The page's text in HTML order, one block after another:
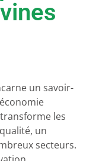
un savoir-
les
un
secteurs.